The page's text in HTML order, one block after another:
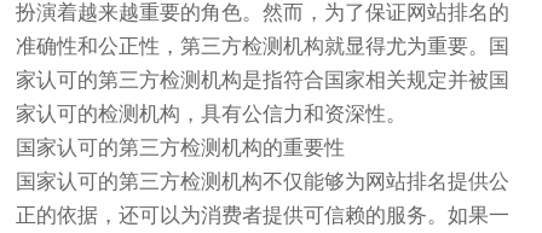
扮演着越来越重要的角色。然而，为了保证网站排名的
准确性和公正性，第三方检测机构就显得尤为重要。国
家认可的第三方检测机构是指符合国家相关规定并被国
家认可的检测机构，具有公信力和资深性。
国家认可的第三方检测机构的重要性
国家认可的第三方检测机构不仅能够为网站排名提供公
正的依据，还可以为消费者提供可信赖的服务。如果一